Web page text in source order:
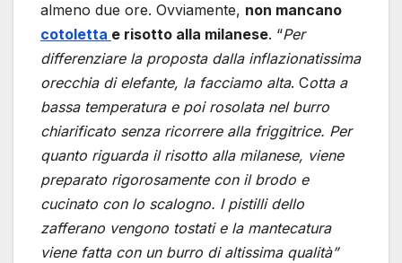
almeno due ore. Ovviamente, non mancano
cotoletta e risotto alla milanese. “Per
differenziare la proposta dalla inflazionatissima
orecchia di elefante, la facciamo alta. Cotta a
bassa temperatura e poi rosolata nel burro
chiarificato senza ricorrere alla friggitrice. Per
quanto riguarda il risotto alla milanese, viene
preparato rigorosamente con il brodo e
cucinato con lo scalogno. I pistilli dello
zafferano vengono tostati e la mantecatura
viene fatta con un burro di altissima qualità”